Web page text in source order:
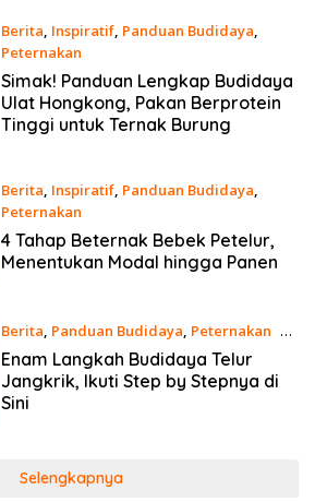
Berita, Inspiratif, Panduan Budidaya,
Peternakan
18 Desember 2020
Simak! Panduan Lengkap Budidaya
Ulat Hongkong, Pakan Berprotein
Tinggi untuk Ternak Burung
Berita, Inspiratif, Panduan Budidaya,
Peternakan
15 Desember 2020
4 Tahap Beternak Bebek Petelur,
Menentukan Modal hingga Panen
Berita, Panduan Budidaya, Peternakan 12
Desember 2020
Enam Langkah Budidaya Telur
Jangkrik, Ikuti Step by Stepnya di
Sini
Selengkapnya